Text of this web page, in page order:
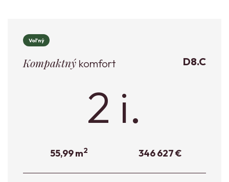
D8.C
Kompaktný komfort
Voľný
2 i.
55,99 m2 346 627 €